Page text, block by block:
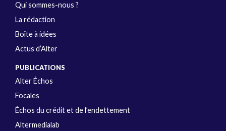
Qui sommes-nous ?
La rédaction
Boîte à idées
Actus d’Alter
PUBLICATIONS
Alter Échos
Focales
Échos du crédit et de l’endettement
Altermedialab